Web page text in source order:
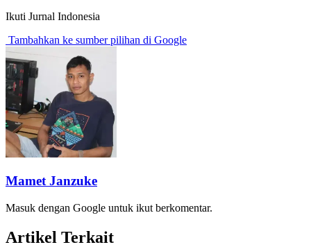
Ikuti Jurnal Indonesia
Tambahkan ke sumber pilihan di Google
Mamet Janzuke
Masuk dengan Google untuk ikut berkomentar.
Artikel Terkait